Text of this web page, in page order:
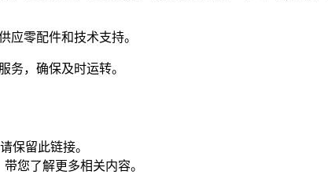
应零配件和技术支持。
务，确保及时运转。
保留此链接。
您了解更多相关内容。